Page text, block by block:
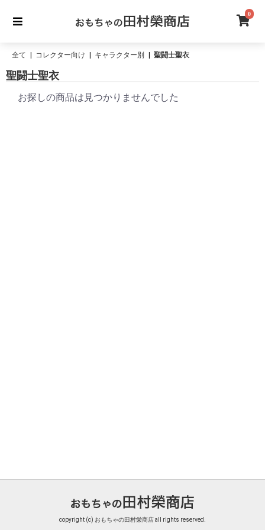
0
全て コレクター向け キャラクター別 聖闘士聖衣
聖闘士聖衣
お探しの商品は見つかりませんでした
copyright (c) おもちゃの田村栄商店 all rights reserved.